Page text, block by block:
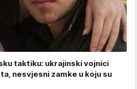
taktiku: ukrajinski vojnici
nesvjesni zamke u koju su